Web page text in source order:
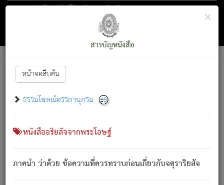
ตอน 1 ว่าด้วย สัตว์โลกกับจตุราริยสัจ
สารบัญ×
สารบัญหนังสือ
หน้าจอสืบค้น
ธรรมโฆษณ์อรรถานุกรม
หนังสืออริยสัจจากพระโอษฐ์
ภาคนำ ว่าด้วย ข้อความที่ควรทราบก่อนเกี่ยวกับจตุราริยสัจ
Font :15 ]||
สัตว์โลกนี้ เกิดความเดือดร้อนแล้ว มีผัสสะบังหน้า
เขาสำคัญสิ่งใด โดยความเป็นประการใด แต่สิ่งนั้นย่อมเป็น
(ตามที่เป็นจริง) โดยประการอื่นจากที่เขาสำคัญนั้น
สัตว์โลกติดข้องอยู่ในภพ ถูกภพบังหน้าแล้ว มีภพโดยความ
เป็นอย่างอื่น (จากที่มันเป็นอยู่จริง) จึงได้เพลิดเพลินยิ่งนักในภพ